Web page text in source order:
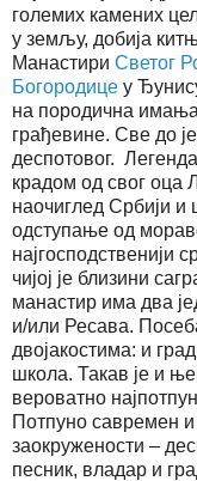
големих камених
у земљу, добија
Манастири Светог
Богородице у
на породична
грађевине. Све до
деспотовог.
крадом од свог оца
наочиглед Србији и
одступање од
најгосподственији
чијој је близини
манастир има два
и/или Ресава.
двојакостима: и
школа. Такав је и
вероватно
Потпуно савремен и
заокружености –
песник, владар и